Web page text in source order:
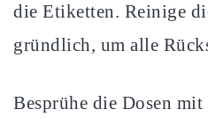
die Etiketten. Reinige
gründlich, um alle
Besprühe die Dosen